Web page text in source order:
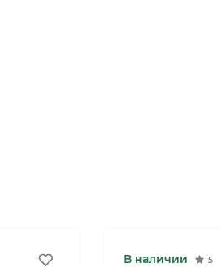
В наличии 5